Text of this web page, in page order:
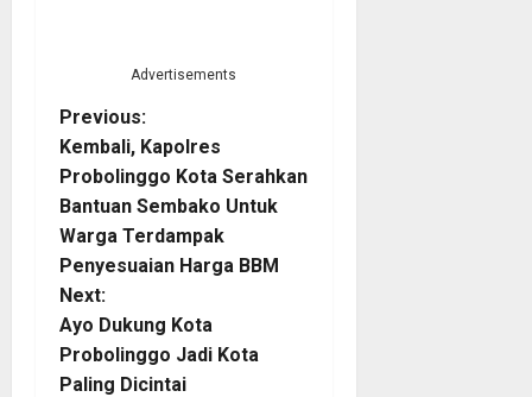
Advertisements
P
o
s
t
n
a
Previous:
Kembali, Kapolres
Probolinggo Kota Serahkan
Bantuan Sembako Untuk
Warga Terdampak
Penyesuaian Harga BBM
Next:
Ayo Dukung Kota
Probolinggo Jadi Kota
Paling Dicintai